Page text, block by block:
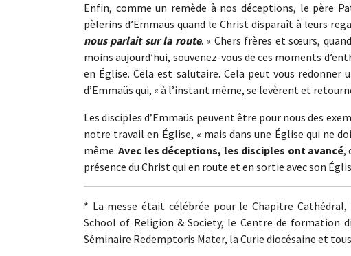
Enfin, comme un remède à nos déceptions, le père
pèlerins d’Emmaüs quand le Christ disparaît à leurs
nous parlait sur la route. « Chers frères et sœurs,
moins aujourd’hui, souvenez-vous de ces moments
en Église. Cela est salutaire. Cela peut vous redonner
d’Emmaüs qui, « à l’instant même, se levèrent et
Les disciples d’Emmaüs peuvent être pour nous des
notre travail en Église, « mais dans une Église qui ne
même.Avec les déceptions, les disciples ont avancé,
présence du Christ qui en route et en sortie avec son
* La messe était célébrée pour le Chapitre
School of Religion & Society, le Centre de formation
Séminaire Redemptoris Mater, la Curie diocésaine et